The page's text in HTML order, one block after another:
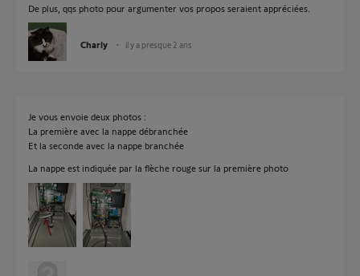
De plus, qqs photo pour argumenter vos propos seraient appréciées.
Charly il y a presque 2 ans
Je vous envoie deux photos :
La première avec la nappe débranchée
Et la seconde avec la nappe branchée
La nappe est indiquée par la flèche rouge sur la première photo